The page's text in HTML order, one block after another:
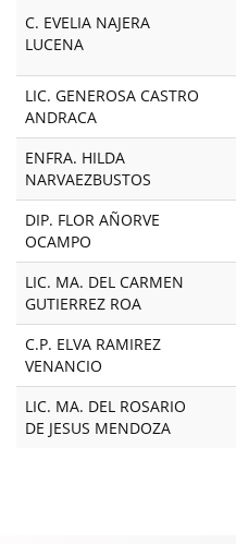
C. EVELIA NAJERA
LUCENA
LIC. GENEROSA CASTRO
ANDRACA
ENFRA. HILDA
NARVAEZBUSTOS
DIP. FLOR AÑORVE
OCAMPO
LIC. MA. DEL CARMEN
GUTIERREZ ROA
C.P. ELVA RAMIREZ
VENANCIO
LIC. MA. DEL ROSARIO
DE JESUS MENDOZA